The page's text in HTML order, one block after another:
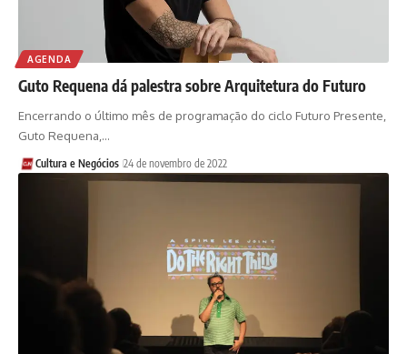
AGENDA
Guto Requena dá palestra sobre Arquitetura do Futuro
Encerrando o último mês de programação do ciclo Futuro Presente,
Guto Requena,…
Cultura e Negócios 24 de novembro de 2022